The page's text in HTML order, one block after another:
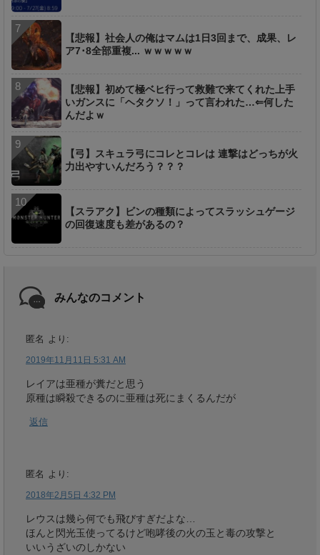
【悲報】社会人の俺はマムは1日3回まで、成果、レ
ア7･8全部重複... ｗｗｗｗｗ
【悲報】初めて極ベヒ行って救難で来てくれた上手
いガンスに「ヘタクソ！」って言われた…⇐何した
んだよｗ
【弓】スキュラ弓にコレとコレは 連撃はどっちが火
力出やすいんだろう？？？
【スラアク】ビンの種類によってスラッシュゲージ
の回復速度も差があるの？
みんなのコメント
匿名 より:
2019年11月11日 5:31 AM
レイアは亜種が糞だと思う
原種は瞬殺できるのに亜種は死にまくるんだが
返信
匿名 より:
2018年2月5日 4:32 PM
レウスは幾ら何でも飛びすぎだよな…
ほんと閃光玉使ってるけど咆哮後の火の玉と毒の攻撃と
いいうざいのしかない